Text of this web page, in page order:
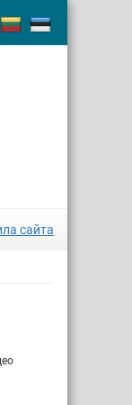
сайта